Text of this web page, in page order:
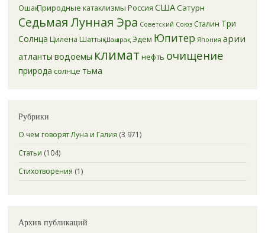
Ошақ Природные катаклизмы Россия СШАСатурн
Седьмая Лунная Эра Советский Союз Сталин Три
Солнца Цилена Шаттық Шаңырақ Эдем Юпитер Япония арии
атланты водоемы климат нефть очищение
природа солнце тьма
Рубрики
О чем говорят Луна и Галия (3 971)
Статьи (104)
Стихотворения (1)
Архив публикаций